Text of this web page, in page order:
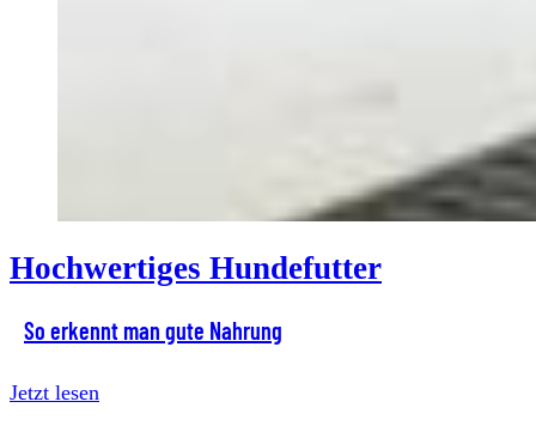
Hochwertiges Hundefutter
So erkennt man gute Nahrung
Jetzt lesen